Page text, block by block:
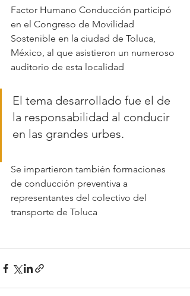
Factor Humano Conducción participó
en el Congreso de Movilidad
Sostenible en la ciudad de Toluca,
México, al que asistieron un numeroso
auditorio de esta localidad
El tema desarrollado fue el de
la responsabilidad al conducir
en las grandes urbes.
Se impartieron también formaciones
de conducción preventiva a
representantes del colectivo del
transporte de Toluca